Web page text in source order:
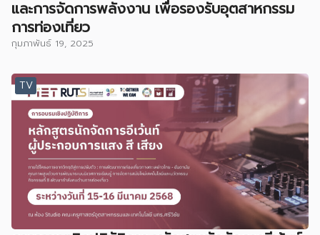
และการจัดการพลังงาน เพื่อรองรับอุตสาหกรรม
การท่องเที่ยว
กุมภาพันธ์ 19, 2025
TV